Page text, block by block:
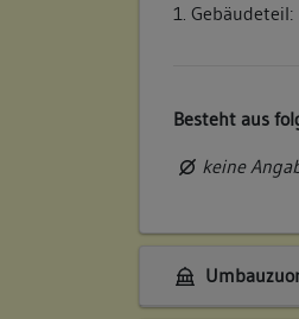
1. Gebäudeteil:
Besteht aus
keine